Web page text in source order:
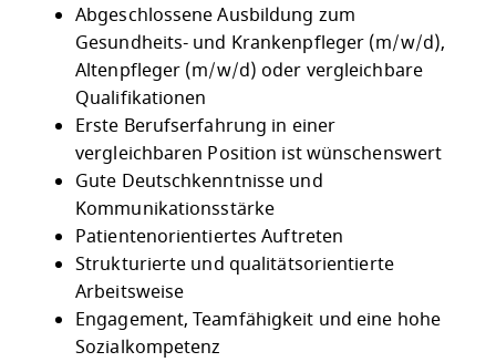
Abgeschlossene Ausbildung zum
Gesundheits- und Krankenpfleger (m/w/d),
Altenpfleger (m/w/d) oder vergleichbare
Qualifikationen
Erste Berufserfahrung in einer
vergleichbaren Position ist wünschenswert
Gute Deutschkenntnisse und
Kommunikationsstärke
Patientenorientiertes Auftreten
Strukturierte und qualitätsorientierte
Arbeitsweise
Engagement, Teamfähigkeit und eine hohe
Sozialkompetenz